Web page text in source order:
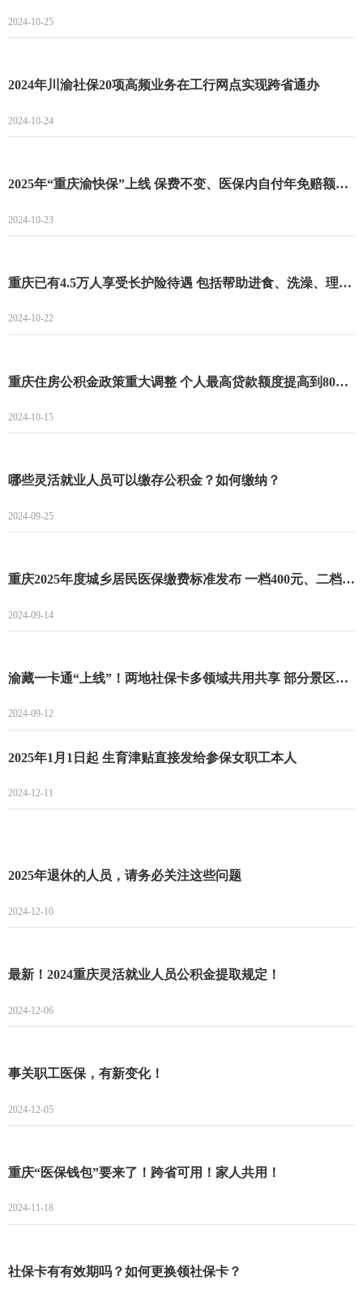
2024-10-25
2024年川渝社保20项高频业务在工行网点实现跨省通办
2024-10-24
2025年“重庆渝快保”上线 保费不变、医保内自付年免赔额降至1万元
2024-10-23
重庆已有4.5万人享受长护险待遇 包括帮助进食、洗澡、理发等护理服务
2024-10-22
重庆住房公积金政策重大调整 个人最高贷款额度提高到80万元
2024-10-15
哪些灵活就业人员可以缴存公积金？如何缴纳？
2024-09-25
重庆2025年度城乡居民医保缴费标准发布 一档400元、二档775元！
2024-09-14
渝藏一卡通“上线”！两地社保卡多领域共用共享 部分景区还享5折优惠
2024-09-12
2025年1月1日起 生育津贴直接发给参保女职工本人
2024-12-11
2025年退休的人员，请务必关注这些问题
2024-12-10
最新！2024重庆灵活就业人员公积金提取规定！
2024-12-06
事关职工医保，有新变化！
2024-12-05
重庆“医保钱包”要来了！跨省可用！家人共用！
2024-11-18
社保卡有有效期吗？如何更换领社保卡？